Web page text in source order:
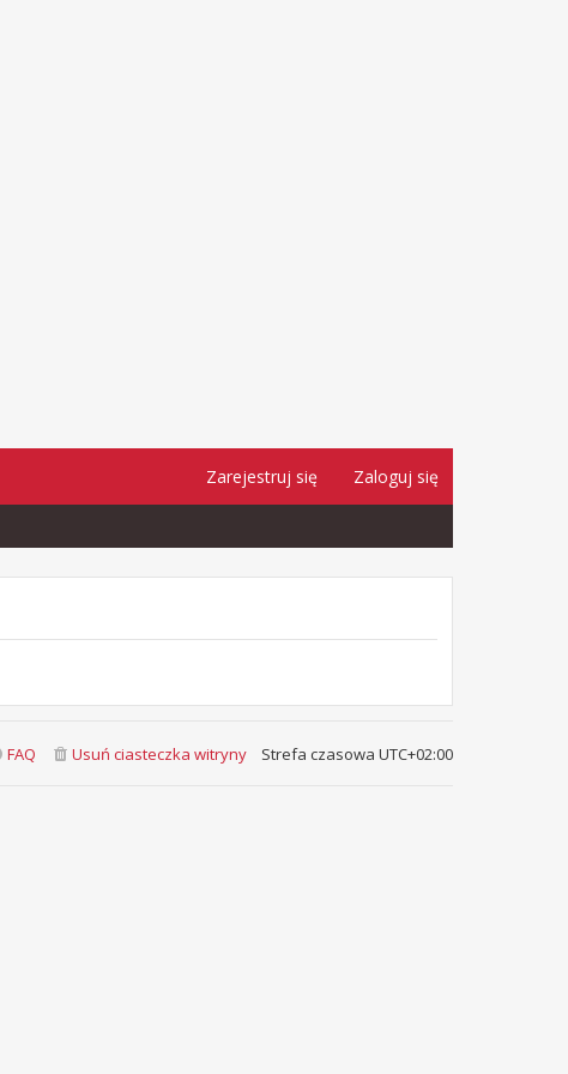
Zaloguj się
Zarejestruj się
Strefa czasowa UTC+02:00
Usuń ciasteczka witryny
FAQ